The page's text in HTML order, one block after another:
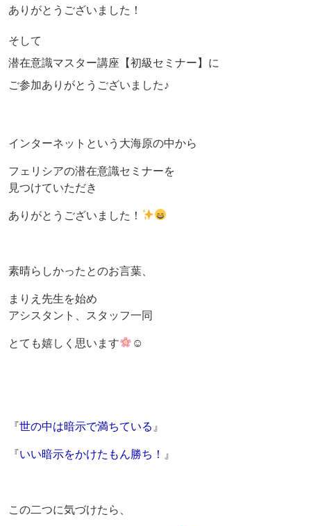
ありがとうございました！
そして
潜在意識マスター講座【初級セミナー】に
ご参加ありがとうございました♪
インターネットという大海原の中から
フェリシアの潜在意識セミナーを
見つけていただき
ありがとうございました！
素晴らしかったとのお言葉、
まりえ先生を始め
アシスタント、スタッフ一同
とても嬉しく思います ☺
『世の中は暗示で満ちている 』
『いい暗示をかけたもん勝ち！ 』
この二つに気づけたら、